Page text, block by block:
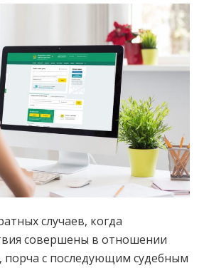
случаев, когда
совершены в отношении
порча с последующим судебным